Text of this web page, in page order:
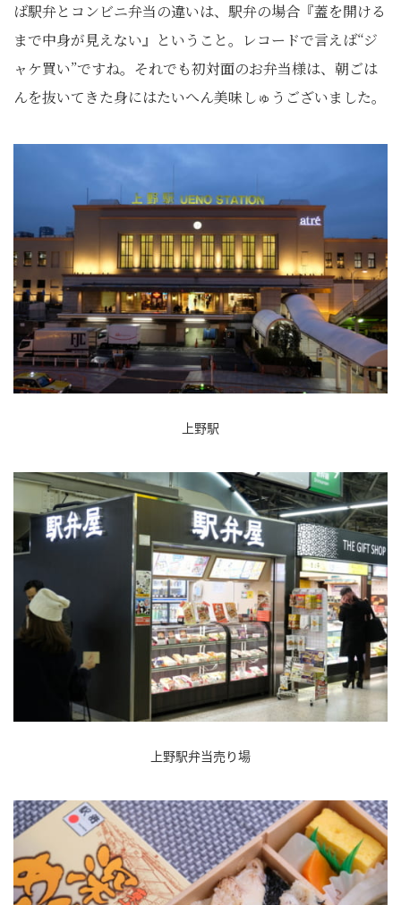
ば駅弁とコンビニ弁当の違いは、駅弁の場合『蓋を開ける
まで中身が見えない』ということ。レコードで言えば“ジ
ャケ買い”ですね。それでも初対面のお弁当様は、朝ごは
んを抜いてきた身にはたいへん美味しゅうございました。
上野駅
上野駅弁当売り場